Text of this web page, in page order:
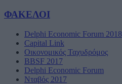
ΦΑΚΕΛΟΙ
Delphi Economic Forum 2018
Capital Link
Οικονομικός Ταχυδρόμος
BBSF 2017
Delphi Economic Forum
Νταβός 2017